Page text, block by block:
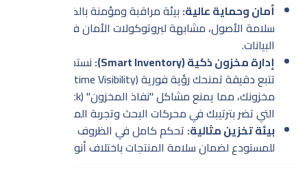
أمان وحماية عالية: بيئة مراقبة ومؤمنة بالكامل تضمن
سلامة الأصول، مشابهة لبروتوكولات الأمان في مراكز
البيانات.
إدارة مخزون ذكية (Smart Inventory):
نستخدم أنظمة
التي تضر بترتيبك في محركات البحث وتجربة المستخدم.
بيئة تخزين مثالية: تحكم كامل في الظروف البيئية
للمستودع لضمان سلامة المنتجات باختلاف أنواعها.